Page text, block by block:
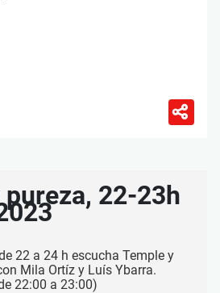
22-23h
22 a 24 h escucha Temple y
Mila Ortíz y Luís Ybarra.
22:00 a 23:00)